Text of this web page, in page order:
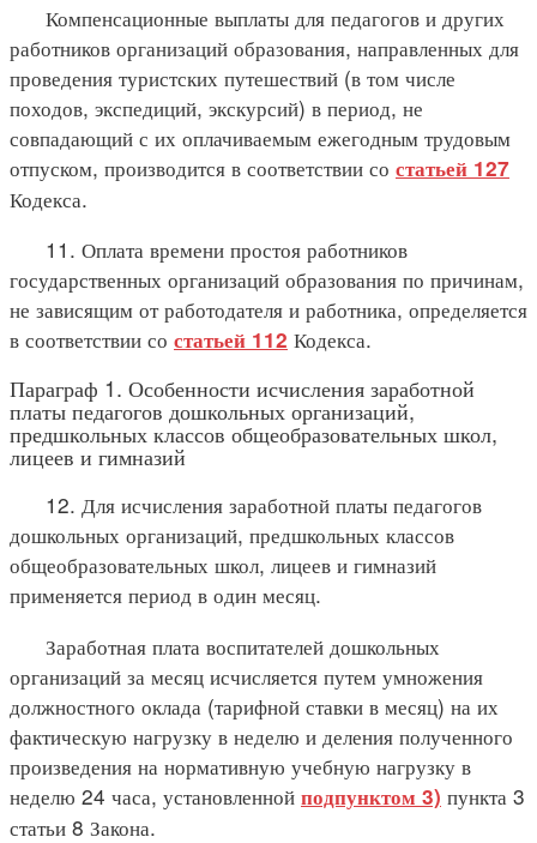
Компенсационные выплаты для педагогов и других
работников организаций образования, направленных для
проведения туристских путешествий (в том числе
походов, экспедиций, экскурсий) в период, не
совпадающий с их оплачиваемым ежегодным трудовым
отпуском, производится в соответствии со статьей 127
Кодекса.
11. Оплата времени простоя работников
государственных организаций образования по причинам,
не зависящим от работодателя и работника, определяется
в соответствии со статьей 112 Кодекса.
Параграф 1. Особенности исчисления заработной
платы педагогов дошкольных организаций,
предшкольных классов общеобразовательных школ,
лицеев и гимназий
12. Для исчисления заработной платы педагогов
дошкольных организаций, предшкольных классов
общеобразовательных школ, лицеев и гимназий
применяется период в один месяц.
Заработная плата воспитателей дошкольных
организаций за месяц исчисляется путем умножения
должностного оклада (тарифной ставки в месяц) на их
фактическую нагрузку в неделю и деления полученного
произведения на нормативную учебную нагрузку в
неделю 24 часа, установленной подпунктом 3) пункта 3
статьи 8 Закона.